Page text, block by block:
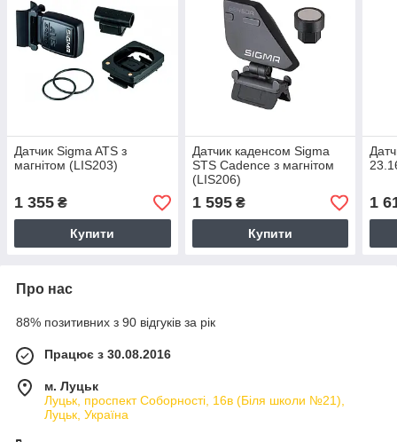
Датчик Sigma ATS з
магнітом (LIS203)
1 355 ₴
Купити
Датчик каденсом Sigma
STS Cadence з магнітом
(LIS206)
1 595₴
Купити
1
Про нас
88% позитивних з 90 відгуків за рік
Працює з 30.08.2016
м. Луцьк
Луцьк, проспект Соборності, 16в (Біля школи №21),
Луцьк, Україна